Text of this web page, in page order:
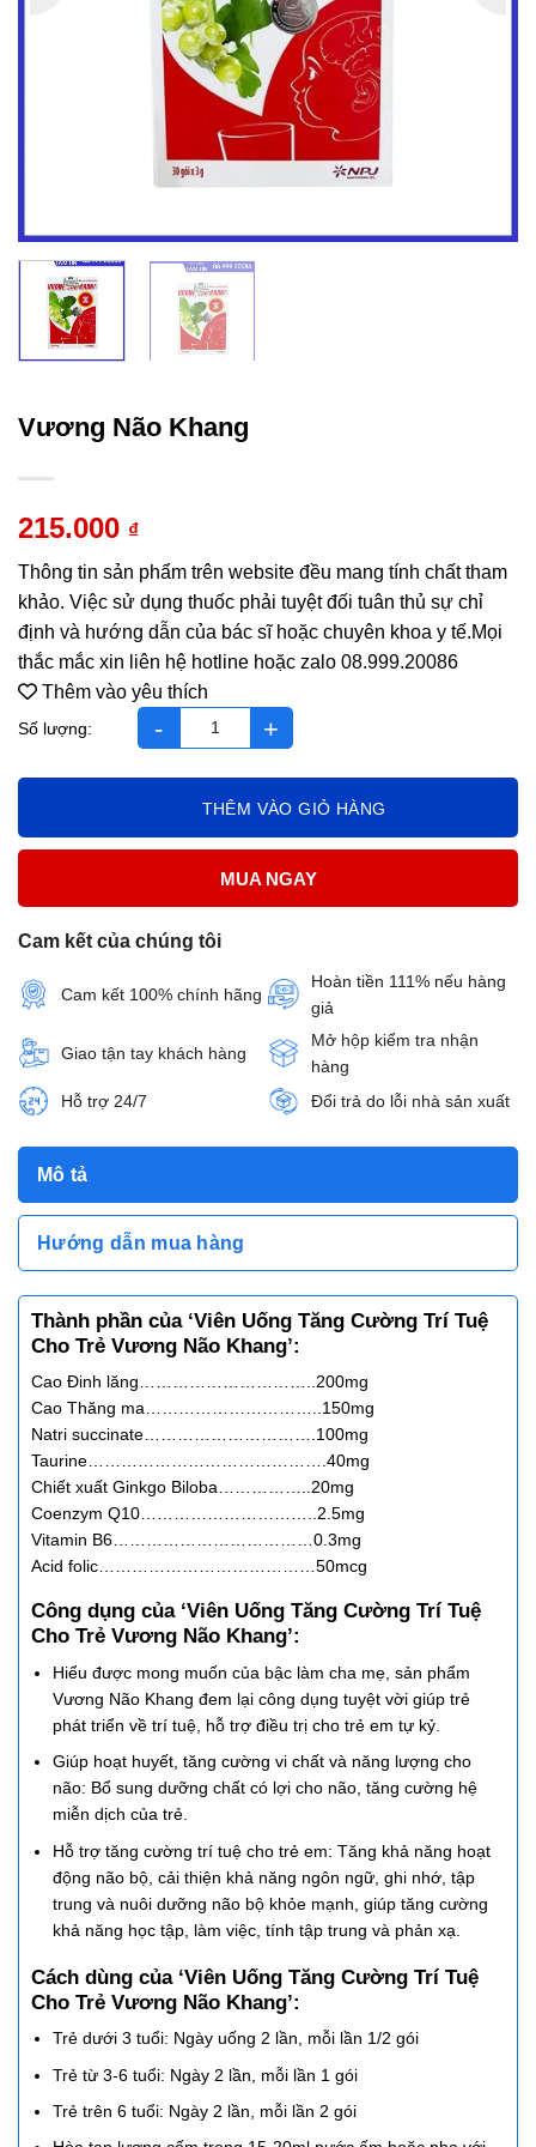
Vương Não Khang
215.000 ₫
Vương Não Khang số lượng
THÊM VÀO GIỎ HÀNG
MUA NGAY
Thông tin sản phẩm trên website đều mang tính chất tham
khảo. Việc sử dụng thuốc phải tuyệt đối tuân thủ sự chỉ
định và hướng dẫn của bác sĩ hoặc chuyên khoa y tế.Mọi
thắc mắc xin liên hệ hotline hoặc zalo 08.999.20086
Cam kết của chúng tôi
Cam kết 100% chính hãng
Hoàn tiền 111% nếu hàng
giả
Giao tận tay khách hàng
Mở hộp kiểm tra nhận
hàng
Hỗ trợ 24/7
Đổi trả do lỗi nhà sản xuất
Thêm vào yêu thích
Mô tả
Hướng dẫn mua hàng
Thành phần của ‘Viên Uống Tăng Cường Trí Tuệ
Cho Trẻ Vương Não Khang’:
Cao Đinh lăng…………………………..200mg
Cao Thăng ma…………………………..150mg
Natri succinate………………………….100mg
Taurine…………………………………….40mg
Chiết xuất Ginkgo Biloba……………..20mg
Coenzym Q10…………………………..2.5mg
Vitamin B6………………………………0.3mg
Acid folic…………………………………50mcg
Công dụng của ‘Viên Uống Tăng Cường Trí Tuệ
Cho Trẻ Vương Não Khang’:
Hiểu được mong muốn của bậc làm cha mẹ, sản phẩm
Vương Não Khang đem lại công dụng tuyệt vời giúp trẻ
phát triển về trí tuệ, hỗ trợ điều trị cho trẻ em tự kỷ.
Giúp hoạt huyết, tăng cường vi chất và năng lượng cho
não: Bổ sung dưỡng chất có lợi cho não, tăng cường hệ
miễn dịch của trẻ.
Hỗ trợ tăng cường trí tuệ cho trẻ em: Tăng khả năng hoạt
động não bộ, cải thiện khả năng ngôn ngữ, ghi nhớ, tập
trung và nuôi dưỡng não bộ khỏe mạnh, giúp tăng cường
khả năng học tập, làm việc, tính tập trung và phản xạ.
Cách dùng của ‘Viên Uống Tăng Cường Trí Tuệ
Cho Trẻ Vương Não Khang’:
Trẻ dưới 3 tuổi: Ngày uống 2 lần, mỗi lần 1/2 gói
Trẻ từ 3-6 tuổi: Ngày 2 lần, mỗi lần 1 gói
Trẻ trên 6 tuổi: Ngày 2 lần, mỗi lần 2 gói